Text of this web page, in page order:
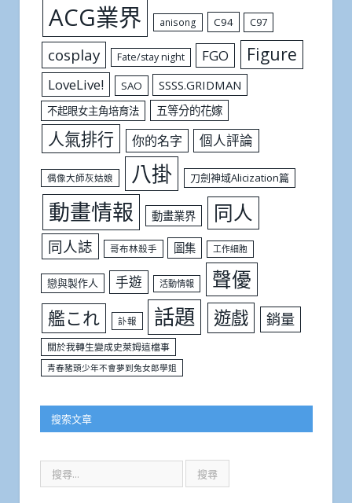
ACG業界 anisong C94 C97
cosplay Fate/stay night FGO Figure
LoveLive! SAO SSSS.GRIDMAN
不起眼女主角培育法 五等分的花嫁
人氣排行 你的名字 個人評論
偶像大師灰姑娘 八掛 刀劍神域Alicization篇
動畫情報 動畫業界 同人
同人誌 哥布林殺手 圖集 工作細胞
戀與製作人 手遊 活動情報 聲優
艦これ 訃報 話題 遊戲 銷量
關於我轉生變成史萊姆這檔事
青春豬頭少年不會夢到兔女郎學姐
搜索文章